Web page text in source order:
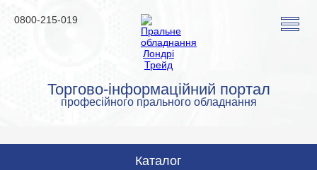
Торгово-інформаційний портал
професійного прального обладнання
0800-215-019
Каталог